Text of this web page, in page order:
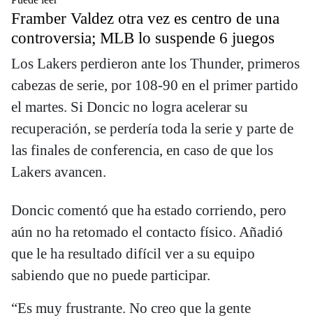
Framber Valdez otra vez es centro de una
controversia; MLB lo suspende 6 juegos
Los Lakers perdieron ante los Thunder, primeros
cabezas de serie, por 108-90 en el primer partido
el martes. Si Doncic no logra acelerar su
recuperación, se perdería toda la serie y parte de
las finales de conferencia, en caso de que los
Lakers avancen.
Doncic comentó que ha estado corriendo, pero
aún no ha retomado el contacto físico. Añadió
que le ha resultado difícil ver a su equipo
sabiendo que no puede participar.
“Es muy frustrante. No creo que la gente